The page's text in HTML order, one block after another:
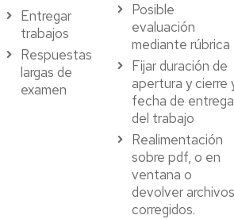
Entregar
trabajos
Respuestas
largas de
examen
Posible
evaluación
mediante rúbrica
Fijar duración de
apertura y cierre
fecha de entrega
del trabajo
Realimentación
sobre pdf, o en
ventana o
devolver archivos
corregidos.